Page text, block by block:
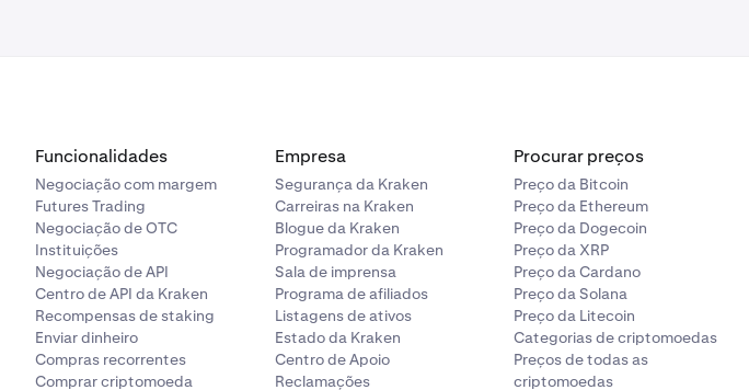
Funcionalidades
Negociação com margem
Futures Trading
Negociação de OTC
Instituições
Negociação de API
Centro de API da Kraken
Recompensas de staking
Enviar dinheiro
Compras recorrentes
Comprar criptomoeda
Empresa
Segurança da Kraken
Carreiras na Kraken
Blogue da Kraken
Programador da Kraken
Sala de imprensa
Programa de afiliados
Listagens de ativos
Estado da Kraken
Centro de Apoio
Reclamações
Procurar preços
Preço da Bitcoin
Preço da Ethereum
Preço da Dogecoin
Preço da XRP
Preço da Cardano
Preço da Solana
Preço da Litecoin
Categorias de criptomoedas
Preços de todas as
criptomoedas